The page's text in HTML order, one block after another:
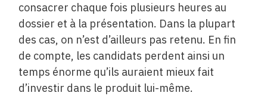
consacrer chaque fois plusieurs heures au
dossier et à la présentation. Dans la plupart
des cas, on n’est d’ailleurs pas retenu. En fin
de compte, les candidats perdent ainsi un
temps énorme qu’ils auraient mieux fait
d’investir dans le produit lui-même.